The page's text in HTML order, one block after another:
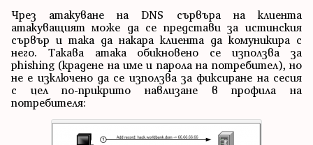
Чрез атакуване на DNS сървъра на клиента
атакуващият може да се представи за истинския
сървър и така да накара клиента да комуникира с
него. Такава атака обикновено се използва за
phishing (крадене на име и парола на потребител), но
не е изключено да се използва за фиксиране на сесия
с цел по-прикрито навлизане в профила на
потребителя: